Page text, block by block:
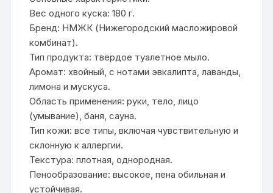
Вес одного куска: 180 г.
Бренд: НМЖК (Нижегородский масложировой
комбинат).
Тип продукта: твёрдое туалетное мыло.
Аромат: хвойный, с нотами эвкалипта, лаванды,
лимона и мускуса.
Область применения: руки, тело, лицо
(умывание), баня, сауна.
Тип кожи: все типы, включая чувствительную и
склонную к аллергии.
Текстура: плотная, однородная.
Пенообразование: высокое, пена обильная и
устойчивая.